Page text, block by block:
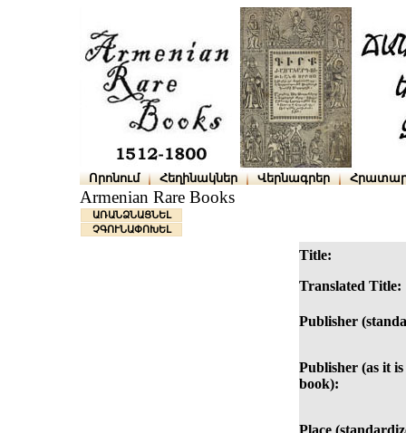
Որոնում Հեղինակներ Վերնագրեր
Armenian Rare Books
ԱՌԱՆՁՆԱՑՆԵԼ
ՉԳՈՒՆԱՓՈԽԵԼ
Title:
Translated Title:
Publisher
Publisher (as it is
book):